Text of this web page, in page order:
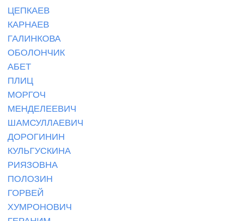
ЦЕПКАЕВ
КАРНАЕВ
ГАЛИНКОВА
ОБОЛОНЧИК
АБЕТ
ПЛИЦ
МОРГОЧ
МЕНДЕЛЕЕВИЧ
ШАМСУЛЛАЕВИЧ
ДОРОГИНИН
КУЛЬГУСКИНА
РИЯЗОВНА
ПОЛОЗИН
ГОРВЕЙ
ХУМРОНОВИЧ